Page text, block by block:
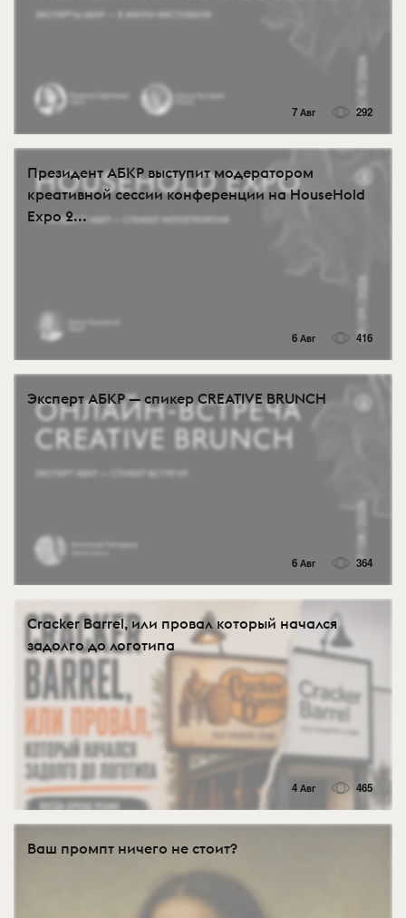
7 Авг 292
Президент АБКР выступит модератором
креативной сессии конференции на HouseHold
Expo 2...
6 Авг 416
Эксперт АБКР — спикер CREATIVE BRUNCH
6 Авг 364
Cracker Barrel, или провал который начался
задолго до логотипа
4 Авг 465
Ваш промпт ничего не стоит?